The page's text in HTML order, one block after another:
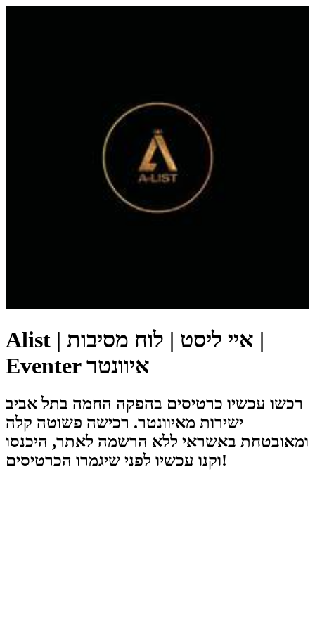
Alist | איי ליסט | לוח מסיבות |
Eventer איוונטר
רכשו עכשיו כרטיסים בהפקה החמה בתל אביב
ישירות מאיוונטר. רכישה פשוטה קלה
ומאובטחת באשראי ללא הרשמה לאתר, היכנסו
וקנו עכשיו לפני שיגמרו הכרטיסים!